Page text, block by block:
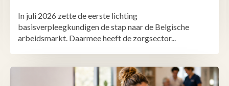
In juli 2026 zette de eerste lichting
basisverpleegkundigen de stap naar de Belgische
arbeidsmarkt. Daarmee heeft de zorgsector...